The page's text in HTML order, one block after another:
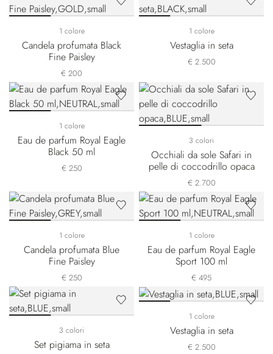
1 colore
Candela profumata Black
Fine Paisley
€ 200
1 colore
Vestaglia in seta
€ 2.500
1 colore
Eau de parfum Royal Eagle
Black 50 ml
€ 250
3 colori
Occhiali da sole Safari in
pelle di coccodrillo opaca
€ 2.700
1 colore
Candela profumata Blue
Fine Paisley
€ 250
1 colore
Eau de parfum Royal Eagle
Sport 100 ml
€ 495
3 colori
Set pigiama in seta
1 colore
Vestaglia in seta
€ 2.500